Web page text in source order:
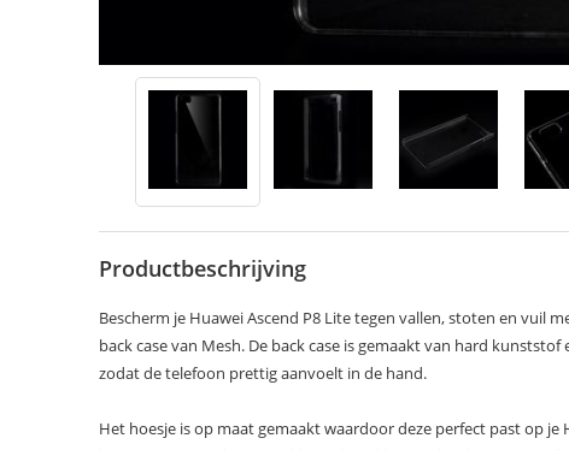
Productbeschrijving
Bescherm je Huawei Ascend P8 Lite tegen vallen, stoten en vuil
back case van Mesh. De back case is gemaakt van hard
zodat de telefoon prettig aanvoelt in de hand.
Het hoesje is op maat gemaakt waardoor deze perfect past op je